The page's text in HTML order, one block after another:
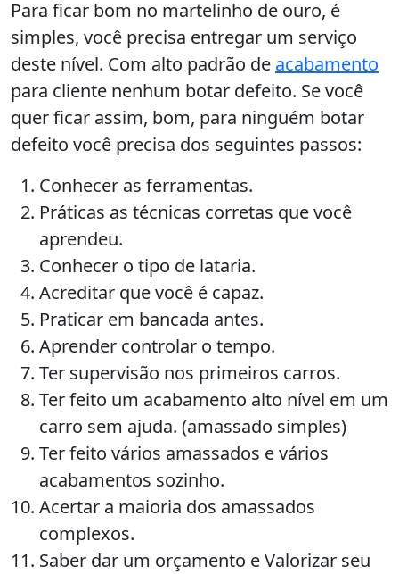
Para ficar bom no martelinho de ouro, é
simples, você precisa entregar um serviço
deste nível. Com alto padrão de acabamento
para cliente nenhum botar defeito. Se você
quer ficar assim, bom, para ninguém botar
defeito você precisa dos seguintes passos:
Conhecer as ferramentas.
Práticas as técnicas corretas que você
aprendeu.
Conhecer o tipo de lataria.
Acreditar que você é capaz.
Praticar em bancada antes.
Aprender controlar o tempo.
Ter supervisão nos primeiros carros.
Ter feito um acabamento alto nível em um
carro sem ajuda. (amassado simples)
Ter feito vários amassados e vários
acabamentos sozinho.
Acertar a maioria dos amassados
complexos.
Saber dar um orçamento e Valorizar seu